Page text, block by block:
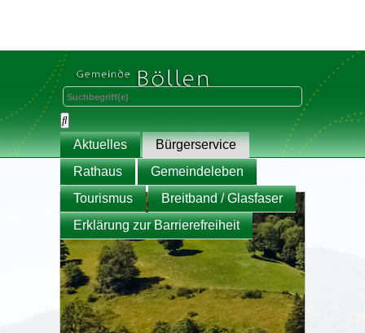
Aktuelles
Bürgerservice
Rathaus
Gemeindeleben
Tourismus
Breitband / Glasfaser
Erklärung zur Barrierefreiheit